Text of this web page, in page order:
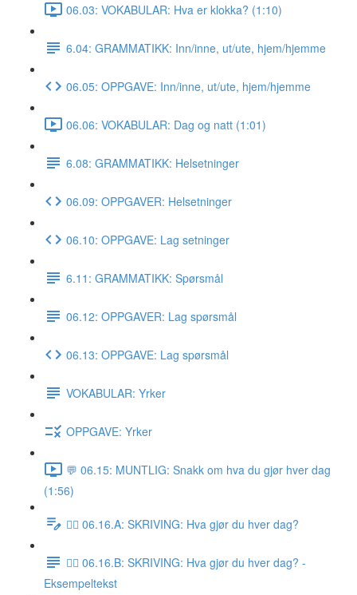
06.03: VOKABULAR: Hva er klokka? (1:10)
6.04: GRAMMATIKK: Inn/inne, ut/ute, hjem/hjemme
06.05: OPPGAVE: Inn/inne, ut/ute, hjem/hjemme
06.06: VOKABULAR: Dag og natt (1:01)
6.08: GRAMMATIKK: Helsetninger
06.09: OPPGAVER: Helsetninger
06.10: OPPGAVE: Lag setninger
6.11: GRAMMATIKK: Spørsmål
06.12: OPPGAVER: Lag spørsmål
06.13: OPPGAVE: Lag spørsmål
VOKABULAR: Yrker
OPPGAVE: Yrker
💬 06.15: MUNTLIG: Snakk om hva du gjør hver dag
(1:56)
✍🏼 06.16.A: SKRIVING: Hva gjør du hver dag?
✍🏼 06.16.B: SKRIVING: Hva gjør du hver dag? -
Eksempeltekst